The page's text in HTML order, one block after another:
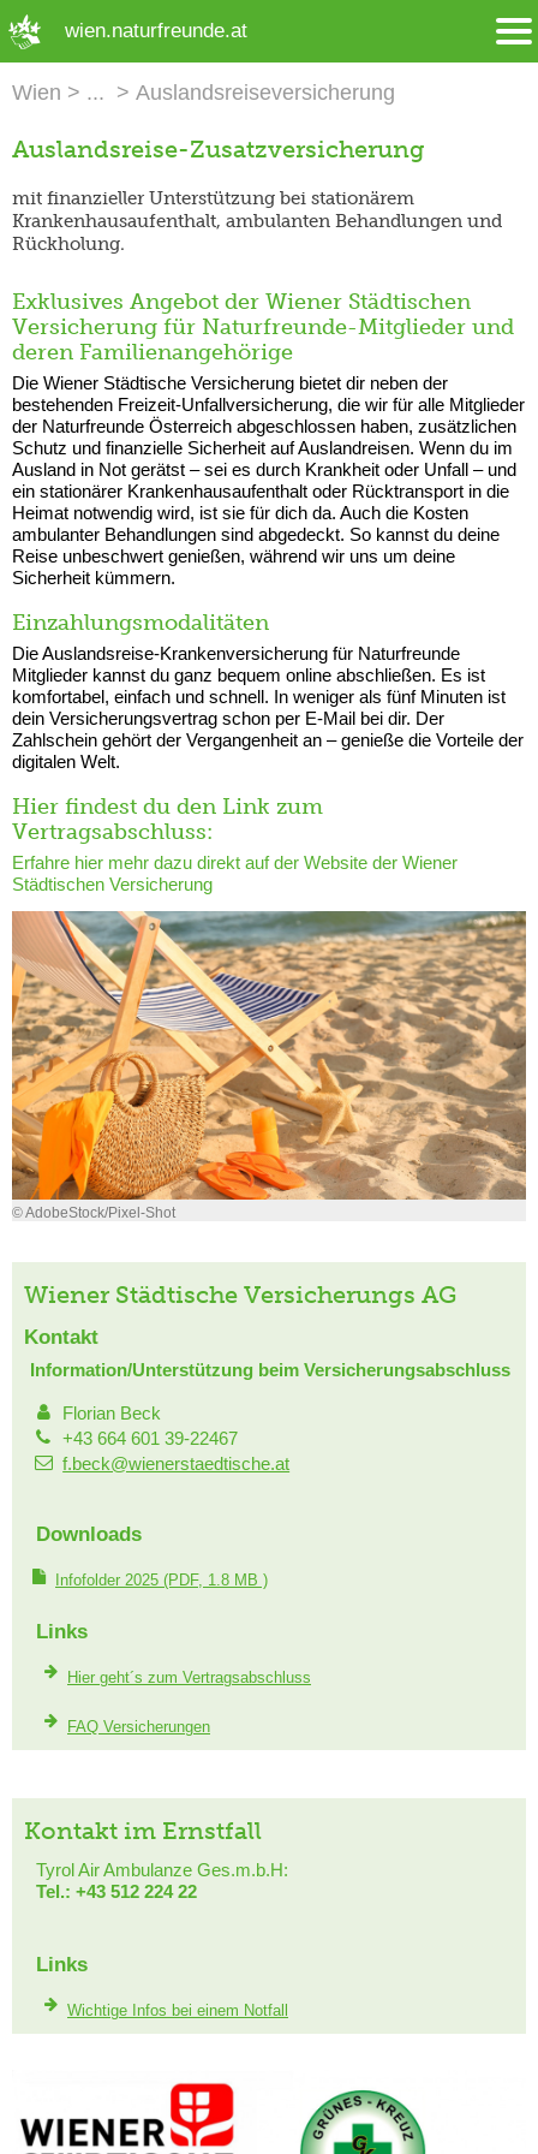
wien.naturfreunde.at
Wien Auslandsreiseversicherung
Auslandsreise-Zusatzversicherung
mit finanzieller Unterstützung bei stationärem
Krankenhausaufenthalt, ambulanten Behandlungen und
Rückholung.
Exklusives Angebot der Wiener Städtischen
Versicherung für Naturfreunde-Mitglieder und
deren Familienangehörige
Die Wiener Städtische Versicherung bietet dir neben der
bestehenden Freizeit-Unfallversicherung, die wir für alle Mitglieder
der Naturfreunde Österreich abgeschlossen haben, zusätzlichen
Schutz und finanzielle Sicherheit auf Auslandreisen. Wenn du im
Ausland in Not gerätst – sei es durch Krankheit oder Unfall – und
ein stationärer Krankenhausaufenthalt oder Rücktransport in die
Heimat notwendig wird, ist sie für dich da. Auch die Kosten
ambulanter Behandlungen sind abgedeckt. So kannst du deine
Reise unbeschwert genießen, während wir uns um deine
Sicherheit kümmern.
Einzahlungsmodalitäten
Die Auslandsreise-Krankenversicherung für Naturfreunde
Mitglieder kannst du ganz bequem online abschließen. Es ist
komfortabel, einfach und schnell. In weniger als fünf Minuten ist
dein Versicherungsvertrag schon per E-Mail bei dir. Der
Zahlschein gehört der Vergangenheit an – genieße die Vorteile der
digitalen Welt.
Hier findest du den Link zum
Vertragsabschluss:
Erfahre hier mehr dazu direkt auf der Website der Wiener
Städtischen Versicherung
© AdobeStock/Pixel-Shot
Wiener Städtische Versicherungs AG
Kontakt
Information/Unterstützung beim Versicherungsabschluss
Florian Beck
+43 664 601 39-22467
f.beck@wienerstaedtische.at
Downloads
Infofolder 2025 (PDF, 1.8 MB )
Links
Hier geht´s zum Vertragsabschluss
FAQ Versicherungen
Kontakt im Ernstfall
Tyrol Air Ambulanze Ges.m.b.H:
Tel.: +43 512 224 22
Links
Wichtige Infos bei einem Notfall